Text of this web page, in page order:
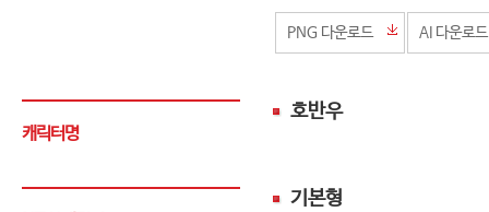
PNG 다운로드 AI 다운로드
캐릭터명
호반우
기본형